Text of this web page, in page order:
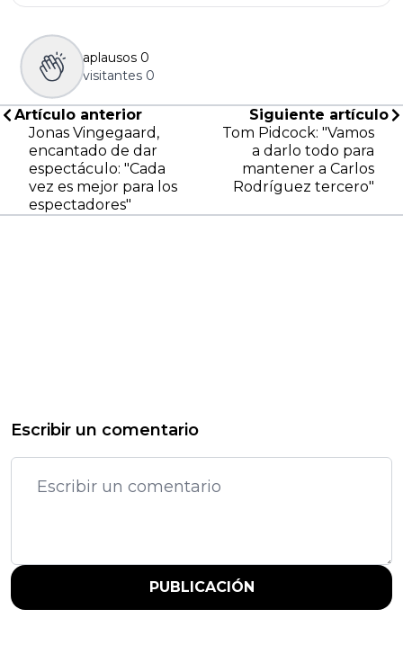
aplausos 0
visitantes 0
Artículo anterior
Jonas Vingegaard,
encantado de dar
espectáculo: "Cada
vez es mejor para los
espectadores"
Siguiente artículo
Tom Pidcock: "Vamos
a darlo todo para
mantener a Carlos
Rodríguez tercero"
Escribir un comentario
PUBLICACIÓN